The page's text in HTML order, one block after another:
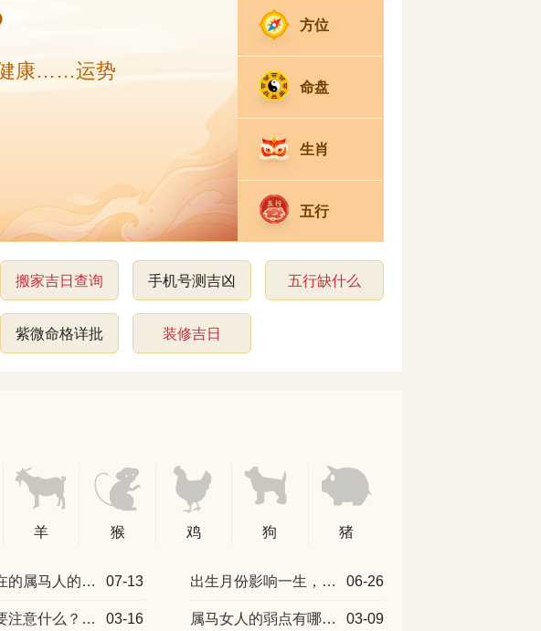
健康……运势
方位
命盘
生肖
五行
搬家吉日查询 手机号测吉凶 五行缺什么
紫微命格详批 装修吉日
羊 猴 鸡 狗 猪
洒脱自在的属马人的婚姻与命运 07-13 出生月份影响一生，马不能生在几月 06-26
本命年要注意什么？2026属马本命年运势 03-16 属马女人的弱点有哪些？看看她们的真实性格吧 03-09